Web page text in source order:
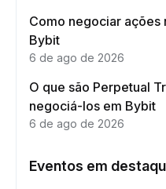
Como negociar ações
Bybit
6 de ago de 2026
O que são Perpetual
negociá-los em Bybit
6 de ago de 2026
Eventos em